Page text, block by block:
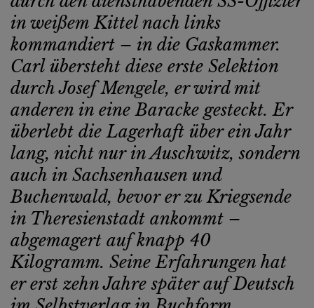
in weißem Kittel nach links
kommandiert – in die Gaskammer.
Carl übersteht diese erste Selektion
durch Josef Mengele, er wird mit
anderen in eine Baracke gesteckt. Er
überlebt die Lagerhaft über ein Jahr
lang, nicht nur in Auschwitz, sondern
auch in Sachsenhausen und
Buchenwald, bevor er zu Kriegsende
in Theresienstadt ankommt –
abgemagert auf knapp 40
Kilogramm. Seine Erfahrungen hat
er erst zehn Jahre später auf Deutsch